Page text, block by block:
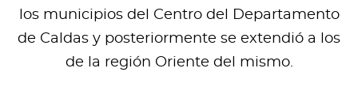
los municipios del Centro del Departamento
de Caldas y posteriormente se extendió a los
de la región Oriente del mismo.